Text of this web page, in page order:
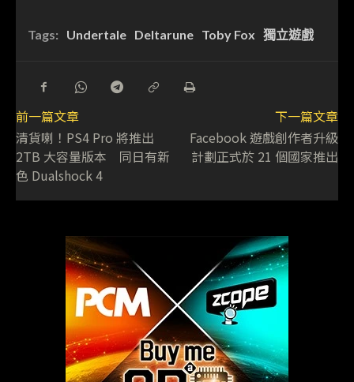
Tags: Undertale Deltarune Toby Fox 獨立遊戲
前一篇文章
清貨喇！PS4 Pro 將推出
2TB 大容量版本 同日有新
色 Dualshock 4
下一篇文章
Facebook 遊戲創作者升級
計劃正式於 21 個國家推出